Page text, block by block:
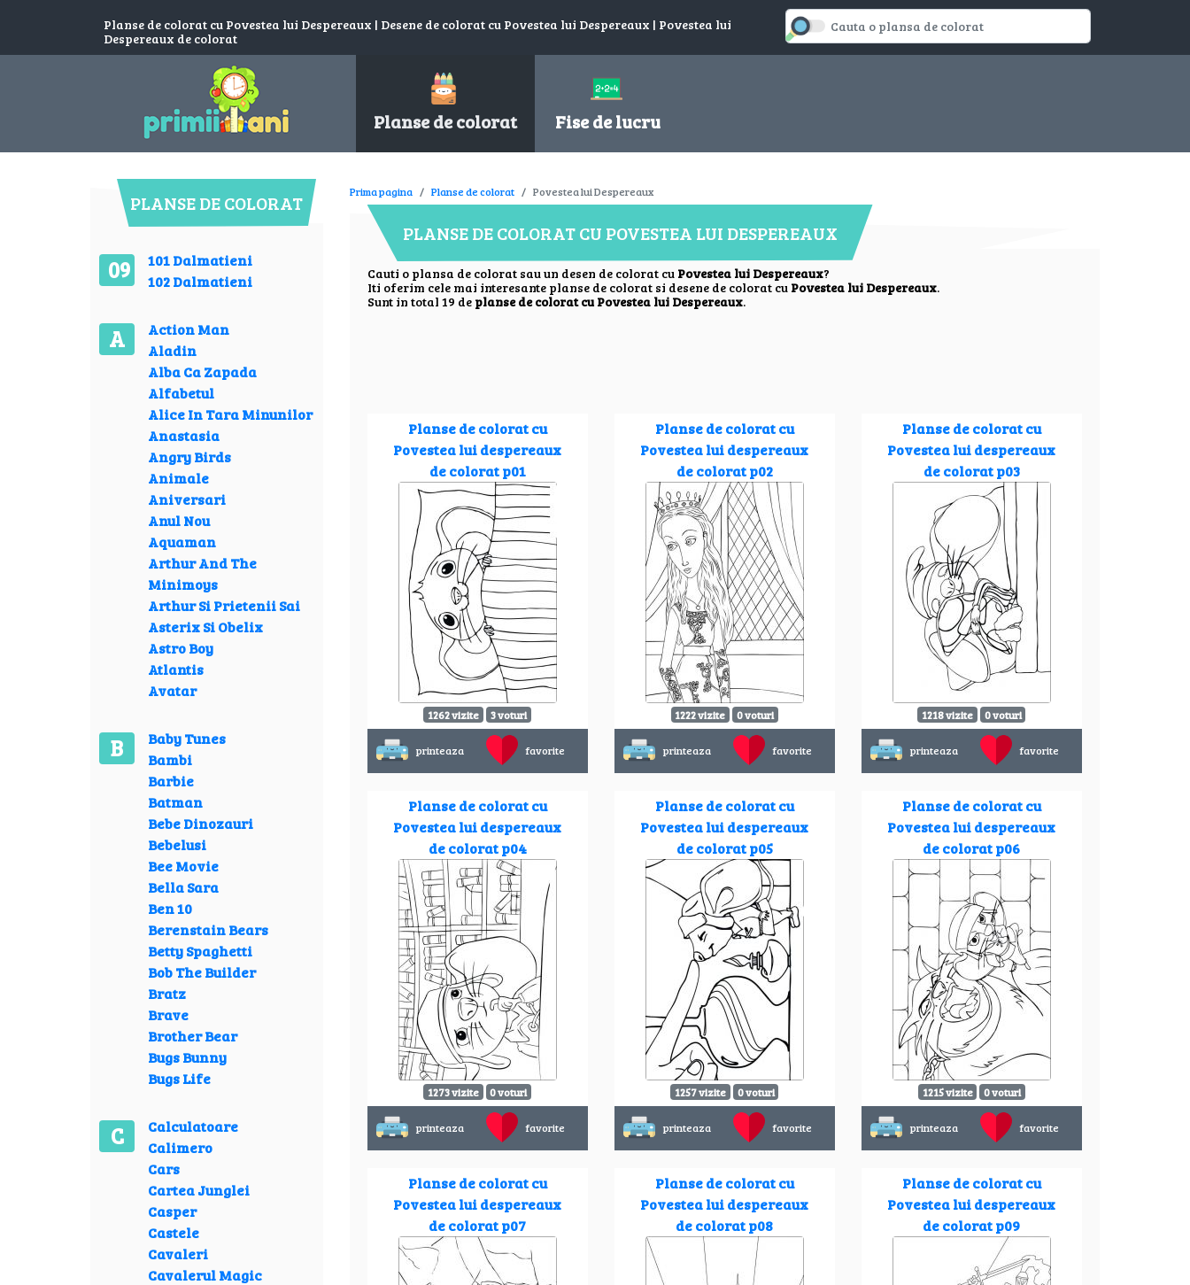
Planse de colorat cu Povestea lui Despereaux | Desene de colorat cu Povestea lui Despereaux | Povestea lui
Despereaux de colorat
Planse de colorat Fise de lucru
PLANSE DE COLORAT
09
101 Dalmatieni
102 Dalmatieni
A
Action Man
Aladin
Alba Ca Zapada
Alfabetul
Alice In Tara Minunilor
Anastasia
Angry Birds
Animale
Aniversari
Anul Nou
Aquaman
Arthur And The
Minimoys
Arthur Si Prietenii Sai
Asterix Si Obelix
Astro Boy
Atlantis
Avatar
B
Baby Tunes
Bambi
Barbie
Batman
Bebe Dinozauri
Bebelusi
Bee Movie
Bella Sara
Ben 10
Berenstain Bears
Betty Spaghetti
Bob The Builder
Bratz
Brave
Brother Bear
Bugs Bunny
Bugs Life
C
Calculatoare
Calimero
Cars
Cartea Junglei
Casper
Castele
Cavaleri
Cavalerul Magic
Prima pagina Planse de colorat Povestea lui Despereaux
PLANSE DE COLORAT CU POVESTEA LUI DESPEREAUX
Cauti o plansa de colorat sau un desen de colorat cu Povestea lui Despereaux?
Iti oferim cele mai interesante planse de colorat si desene de colorat cu Povestea lui Despereaux.
Sunt in total 19 de planse de colorat cu Povestea lui Despereaux.
Planse de colorat cu
Povestea lui despereaux
de colorat p01
1262 vizite 3 voturi
printeaza favorite
Planse de colorat cu
Povestea lui despereaux
de colorat p02
1222 vizite 0 voturi
printeaza favorite
Planse de colorat cu
Povestea lui despereaux
de colorat p03
1218 vizite 0 voturi
printeaza favorite
Planse de colorat cu
Povestea lui despereaux
de colorat p04
1273 vizite 0 voturi
printeaza favorite
Planse de colorat cu
Povestea lui despereaux
de colorat p05
1257 vizite 0 voturi
printeaza favorite
Planse de colorat cu
Povestea lui despereaux
de colorat p06
1215 vizite 0 voturi
printeaza favorite
Planse de colorat cu
Povestea lui despereaux
de colorat p07
Planse de colorat cu
Povestea lui despereaux
de colorat p08
Planse de colorat cu
Povestea lui despereaux
de colorat p09